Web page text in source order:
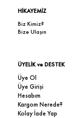
HİKAYEMİZ
Biz Kimiz?
Bize Ulaşın
ÜYELİK ve DESTEK
Üye Ol
Üye Girişi
Hesabım
Kargom Nerede?
Kolay İade Yap